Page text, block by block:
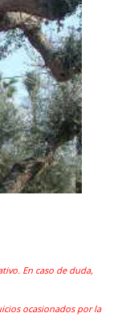
En caso de duda,
ocasionados por la